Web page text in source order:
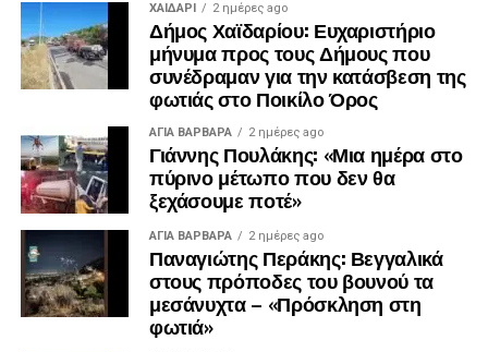
ΧΑΪΔΑΡΙ 2 ημέρες ago
Δήμος Χαϊδαρίου: Ευχαριστήριο
μήνυμα προς τους Δήμους που
συνέδραμαν για την κατάσβεση της
φωτιάς στο Ποικίλο Όρος
ΑΓΙΑ ΒΑΡΒΑΡΑ 2 ημέρες ago
Γιάννης Πουλάκης: «Μια ημέρα στο
πύρινο μέτωπο που δεν θα
ξεχάσουμε ποτέ»
ΑΓΙΑ ΒΑΡΒΑΡΑ 2 ημέρες ago
Παναγιώτης Περάκης: Βεγγαλικά
στους πρόποδες του βουνού τα
μεσάνυχτα – «Πρόσκληση στη
φωτιά»